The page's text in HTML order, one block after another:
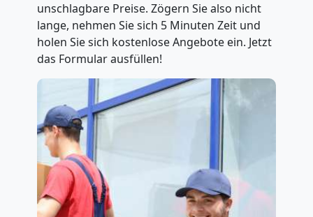
unschlagbare Preise. Zögern Sie also nicht
lange, nehmen Sie sich 5 Minuten Zeit und
holen Sie sich kostenlose Angebote ein. Jetzt
das Formular ausfüllen!